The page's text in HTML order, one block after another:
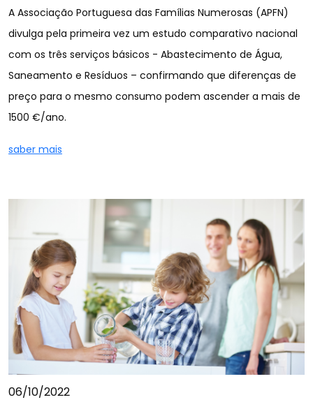
A Associação Portuguesa das Famílias Numerosas (APFN)
divulga pela primeira vez um estudo comparativo nacional
com os três serviços básicos - Abastecimento de Água,
Saneamento e Resíduos – confirmando que diferenças de
preço para o mesmo consumo podem ascender a mais de
1500 €/ano.
saber mais
06/10/2022